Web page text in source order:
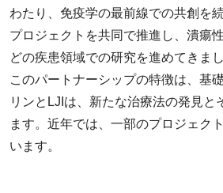
わたり、免疫学の最前線での共創を
プロジェクトを共同で推進し、潰瘍
どの疾患領域での研究を進めてきまし
このパートナーシップの特徴は、基
リンとLJIは、新たな治療法の発見
ます。近年では、一部のプロジェク
います。